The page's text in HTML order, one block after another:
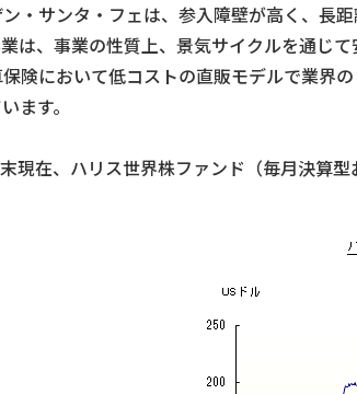
・サンタ・フェは、参入障壁が高く、長
は、事業の性質上、景気サイクルを通じ
険において低コストの直販モデルで業界
ます。
現在、ハリス世界株ファンド（毎月決算